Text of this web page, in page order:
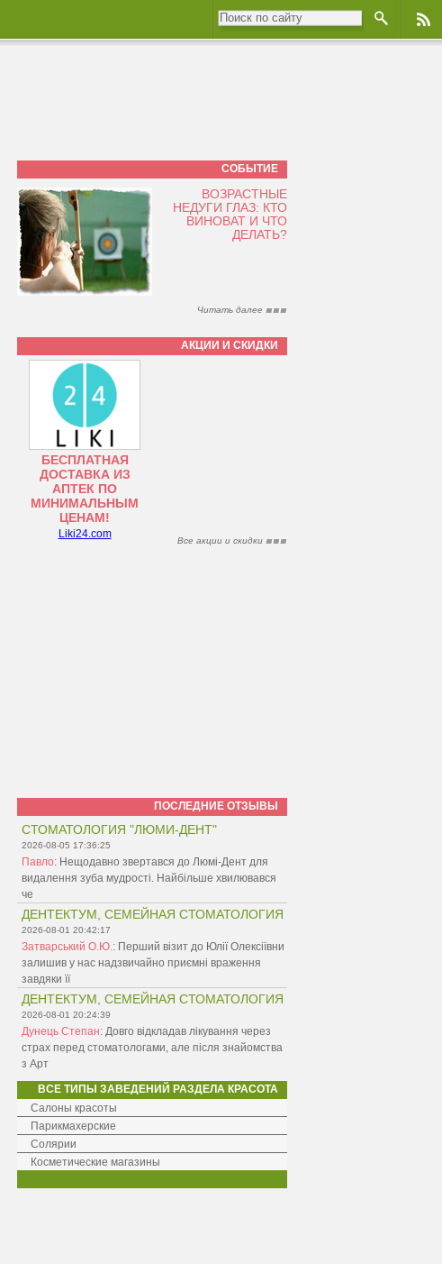
СОБЫТИЕ
ВОЗРАСТНЫЕ
НЕДУГИ ГЛАЗ: КТО
ВИНОВАТ И ЧТО
ДЕЛАТЬ?
Читать далее
АКЦИИ И СКИДКИ
БЕСПЛАТНАЯ
ДОСТАВКА ИЗ
АПТЕК ПО
МИНИМАЛЬНЫМ
ЦЕНАМ!
Liki24.com
Все акции и скидки
ПОСЛЕДНИЕ ОТЗЫВЫ
СТОМАТОЛОГИЯ "ЛЮМИ-ДЕНТ"
2026-08-05 17:36:25
Павло: Нещодавно звертався до Люмі-Дент для
видалення зуба мудрості. Найбільше хвилювався
че
ДЕНТЕКТУМ, СЕМЕЙНАЯ СТОМАТОЛОГИЯ
2026-08-01 20:42:17
Затварський О.Ю.: Перший візит до Юлії Олексіївни
залишив у нас надзвичайно приємні враження
завдяки її
ДЕНТЕКТУМ, СЕМЕЙНАЯ СТОМАТОЛОГИЯ
2026-08-01 20:24:39
Дунець Степан: Довго відкладав лікування через
страх перед стоматологами, але після знайомства
з Арт
ВСЕ ТИПЫ ЗАВЕДЕНИЙ РАЗДЕЛА КРАСОТА
Салоны красоты
Парикмахерские
Солярии
Косметические магазины